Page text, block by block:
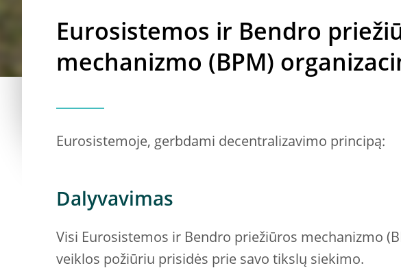
Eurosistemos ir Bendro
mechanizmo (BPM)
Eurosistemoje, gerbdami decentralizavimo principą:
Dalyvavimas
Visi Eurosistemos ir Bendro priežiūros mechanizmo
veiklos požiūriu prisidės prie savo tikslų siekimo.